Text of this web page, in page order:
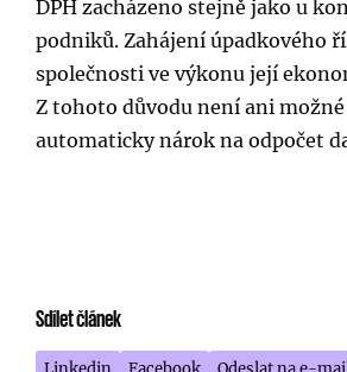
DPH zacházeno stejně jako u
podniků. Zahájení úpadkového
společnosti ve výkonu její
Z tohoto důvodu není ani
automaticky nárok na odpočet
Sdílet článek